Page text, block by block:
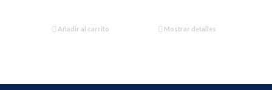
Añadir al carrito Mostrar detalles